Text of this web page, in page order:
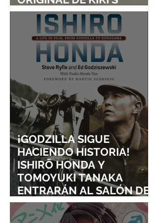
DELIVERY SERVICE
¡GODZILLA SIGUE
HACIENDO HISTORIA!
ISHIRŌ HONDA Y
TOMOYUKI TANAKA
ENTRARÁN AL SALÓN DE
LA FAMA DE LOS EFECTOS
VISUALES